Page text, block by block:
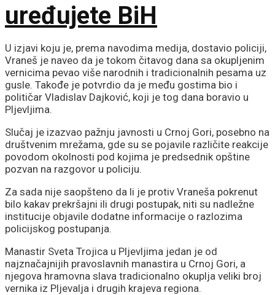
uređujete BiH
U izjavi koju je, prema navodima medija, dostavio policiji,
Vraneš je naveo da je tokom čitavog dana sa okupljenim
vernicima pevao više narodnih i tradicionalnih pesama uz
gusle. Takođe je potvrdio da je među gostima bio i
političar Vladislav Dajković, koji je tog dana boravio u
Pljevljima.
Slučaj je izazvao pažnju javnosti u Crnoj Gori, posebno na
društvenim mrežama, gde su se pojavile različite reakcije
povodom okolnosti pod kojima je predsednik opštine
pozvan na razgovor u policiju.
Za sada nije saopšteno da li je protiv Vraneša pokrenut
bilo kakav prekršajni ili drugi postupak, niti su nadležne
institucije objavile dodatne informacije o razlozima
policijskog postupanja.
Manastir Sveta Trojica u Pljevljima jedan je od
najznačajnijih pravoslavnih manastira u Crnoj Gori, a
njegova hramovna slava tradicionalno okuplja veliki broj
vernika iz Pljevalja i drugih krajeva regiona.